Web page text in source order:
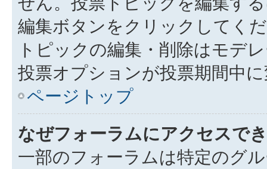
編集ボタンをクリックしてく
トピックの編集・削除はモデ
投票オプションが投票期間中
ページトップ
なぜフォーラムにアクセスで
一部のフォーラムは特定のグ